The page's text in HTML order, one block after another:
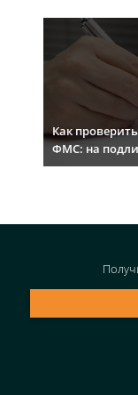
Как
ФМС: на